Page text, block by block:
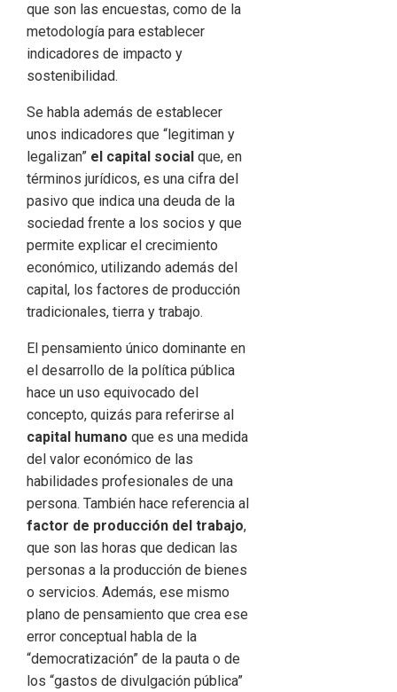
que son las encuestas, como de la
metodología para establecer
indicadores de impacto y
sostenibilidad.
Se habla además de establecer
unos indicadores que “legitiman y
legalizan”el capital social que, en
términos jurídicos, es una cifra del
pasivo que indica una deuda de la
sociedad frente a los socios y que
permite explicar el crecimiento
económico, utilizando además del
capital, los factores de producción
tradicionales, tierra y trabajo.
El pensamiento único dominante en
el desarrollo de la política pública
hace un uso equivocado del
concepto, quizás para referirse al
capital humano que es una medida
del valor económico de las
habilidades profesionales de una
persona. También hace referencia al
factor de producción del trabajo,
que son las horas que dedican las
personas a la producción de bienes
o servicios. Además, ese mismo
plano de pensamiento que crea ese
error conceptual habla de la
“democratización” de la pauta o de
los “gastos de divulgación pública”